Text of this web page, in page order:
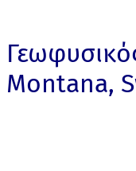
Montana,